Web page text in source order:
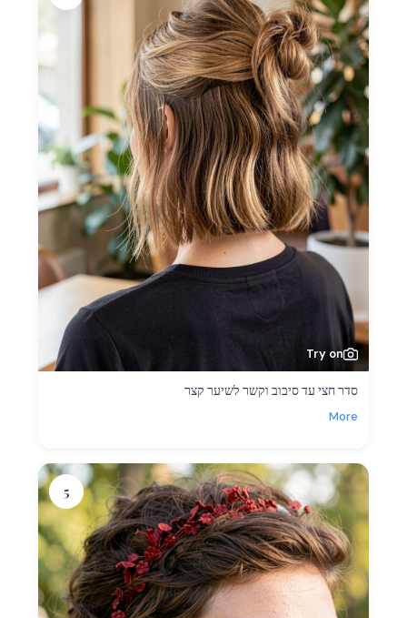
Try on
סדר חצי עד סיבוב וקשר לשיער קצר
More
5